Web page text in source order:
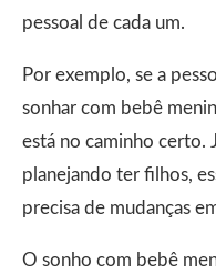
pessoal de cada um.
Por exemplo, se a
sonhar com bebê
está no caminho certo.
planejando ter filhos,
precisa de mudanças
O sonho com bebê